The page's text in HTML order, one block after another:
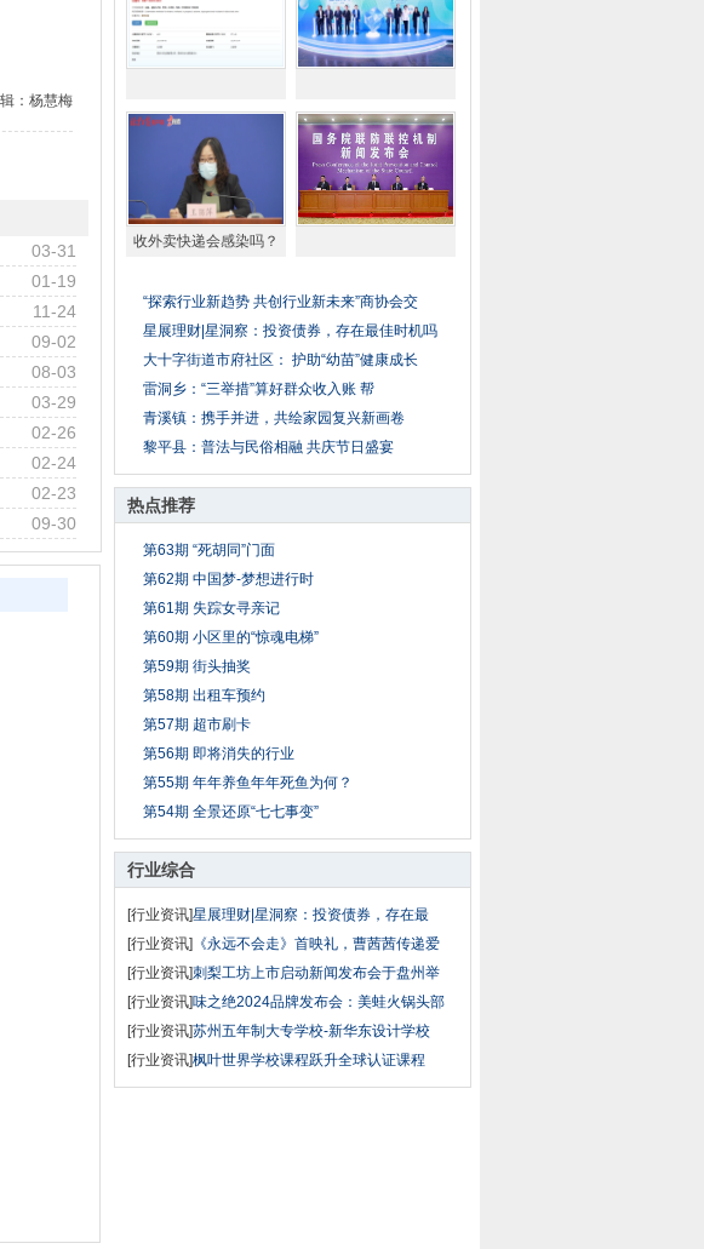
收外卖快递会感染吗？
“探索行业新趋势 共创行业新未来”商协会交
星展理财|星洞察：投资债券，存在最佳时机吗
大十字街道市府社区： 护助“幼苗”健康成长
雷洞乡：“三举措”算好群众收入账 帮
青溪镇：携手并进，共绘家园复兴新画卷
黎平县：普法与民俗相融 共庆节日盛宴
热点推荐
第63期 “死胡同”门面
第62期 中国梦-梦想进行时
第61期 失踪女寻亲记
第60期 小区里的“惊魂电梯”
第59期 街头抽奖
第58期 出租车预约
第57期 超市刷卡
第56期 即将消失的行业
第55期 年年养鱼年年死鱼为何？
第54期 全景还原“七七事变”
行业综合
[行业资讯]星展理财|星洞察：投资债券，存在最
[行业资讯] 《永远不会走》首映礼，曹茜茜传递爱
[行业资讯]刺梨工坊上市启动新闻发布会于盘州举
[行业资讯]味之绝2024品牌发布会：美蛙火锅头部
[行业资讯]苏州五年制大专学校-新华东设计学校
[行业资讯]枫叶世界学校课程跃升全球认证课程
：杨慧梅
03-31
01-19
11-24
09-02
08-03
03-29
02-26
02-24
02-23
09-30